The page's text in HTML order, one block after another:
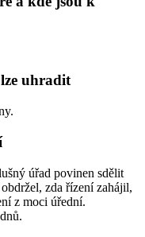
uhradit
úřad povinen sdělit
zda řízení zahájil,
z moci úřední.